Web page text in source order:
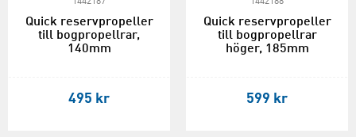
Quick reservpropeller
till bogpropellrar,
140mm
495 kr
Quick reservpropeller
till bogpropellrar
höger, 185mm
599 kr